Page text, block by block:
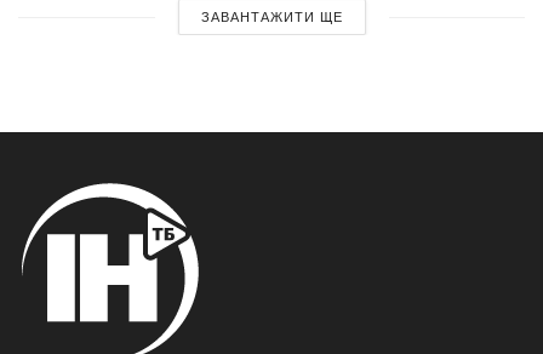
ЗАВАНТАЖИТИ ЩЕ